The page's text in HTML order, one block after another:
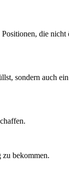
die nicht
sondern auch ein
zu bekommen.